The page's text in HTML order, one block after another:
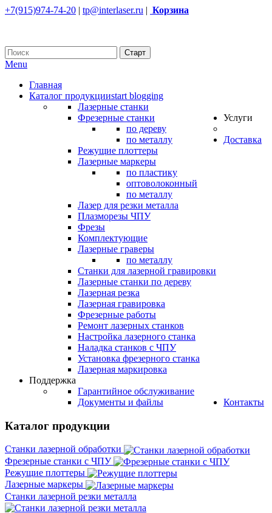
+7(915)974-74-20 | tp@interlaser.ru | Корзина
Menu
Главная
Каталог продукцииstart blogging
Лазерные станки
Фрезерные станки
по дереву
по металлу
Режущие плоттеры
Лазерные маркеры
по пластику
оптоволоконный
по металлу
Лазер для резки металла
Плазморезы ЧПУ
Фрезы
Комплектующие
Лазерные граверы
по металлу
Станки для лазерной гравировки
Лазерные станки по дереву
Услуги
Лазерная резка
Лазерная гравировка
Фрезерные работы
Ремонт лазерных станков
Настройка лазерного станка
Наладка станков с ЧПУ
Установка фрезерного станка
Лазерная маркировка
Доставка
Поддержка
Гарантийное обслуживание
Документы и файлы
Контакты
Каталог продукции
Станки лазерной обработки
Фрезерные станки с ЧПУ
Режущие плоттеры
Лазерные маркеры
Станки лазерной резки металла